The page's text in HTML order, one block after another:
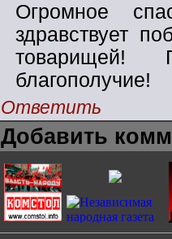
Огромное
здравствует
товарищей!
благополучие!
Ответить
Добавить